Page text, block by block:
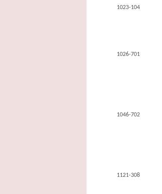
1023-104
1026-701
1046-702
1121-308